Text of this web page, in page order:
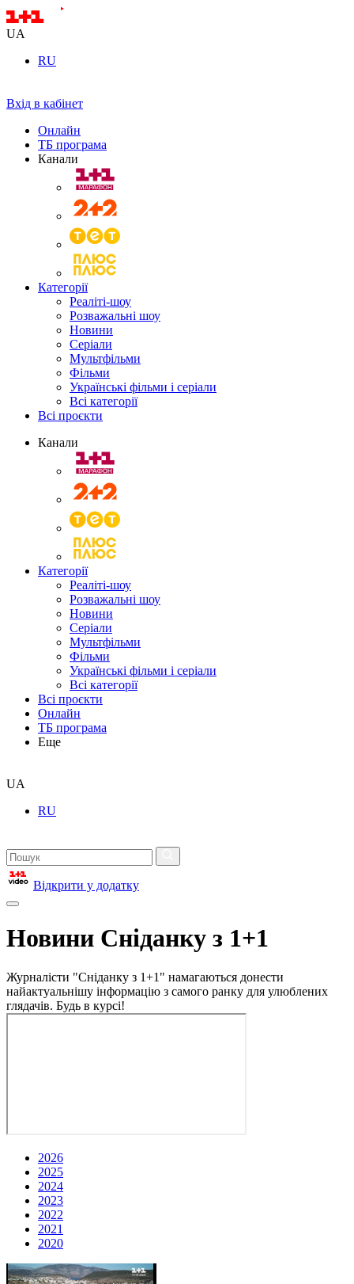
UA
RU
Вхід в кабінет
Онлайн
ТБ програма
Канали
Категорії
Реаліті-шоу
Розважальні шоу
Новини
Серіали
Мультфільми
Фільми
Українські фільми і серіали
Всі категорії
Всі проєкти
Канали
Категорії
Реаліті-шоу
Розважальні шоу
Новини
Серіали
Мультфільми
Фільми
Українські фільми і серіали
Всі категорії
Всі проєкти
Онлайн
ТБ програма
Еще
UA
RU
Відкрити у додатку
Новини Сніданку з 1+1
Журналісти "Сніданку з 1+1" намагаються донести
найактуальнішу інформацію з самого ранку для улюблених
глядачів. Будь в курсі!
2026
2025
2024
2023
2022
2021
2020